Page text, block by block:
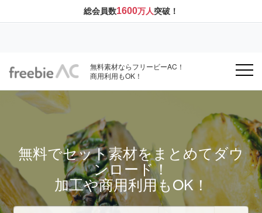
総会員数1600万人突破！
無料素材ならフリービーAC！
商用利用もOK！
無料でセット素材をまとめてダウ
ンロード！
加工や商用利用もOK！